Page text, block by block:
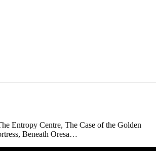
Entropy Centre, The Case of the Golden
Beneath Oresa…